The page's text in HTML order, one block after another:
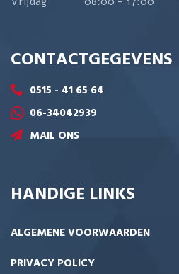
CONTACTGEGEVENS
0515 - 41 65 64
06-34042939
MAIL ONS
HANDIGE LINKS
ALGEMENE VOORWAARDEN
PRIVACY POLICY